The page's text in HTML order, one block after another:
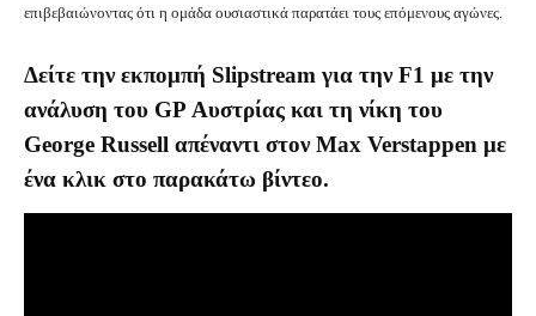
επιβεβαιώνοντας ότι η ομάδα ουσιαστικά παρατάει τους επόμενους αγώνες.
Δείτε την εκπομπή Slipstream για την F1 με την
ανάλυση του GP Αυστρίας και τη νίκη του
George Russell απέναντι στον Max Verstappen με
ένα κλικ στο παρακάτω βίντεο.